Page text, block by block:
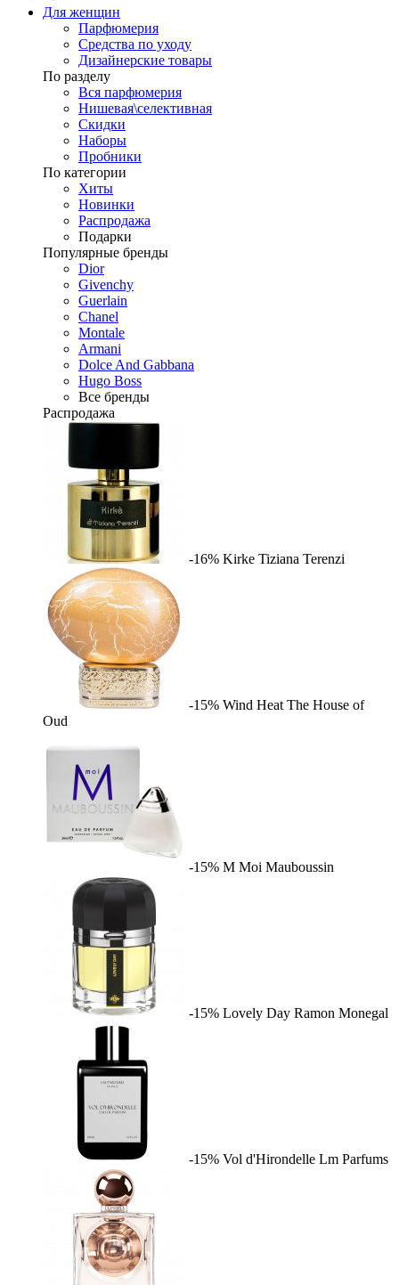
Для женщин
Парфюмерия
Средства по уходу
Дизайнерские товары
По разделу
Вся парфюмерия
Нишевая\селективная
Скидки
Наборы
Пробники
По категории
Хиты
Новинки
Распродажа
Подарки
Популярные бренды
Dior
Givenchy
Guerlain
Chanel
Montale
Armani
Dolce And Gabbana
Hugo Boss
Все бренды
Распродажа
-16% Kirke Tiziana Terenzi
-15% Wind Heat The House of
Oud
-15% M Moi Mauboussin
-15% Lovely Day Ramon Monegal
-15% Vol d'Hirondelle Lm Parfums